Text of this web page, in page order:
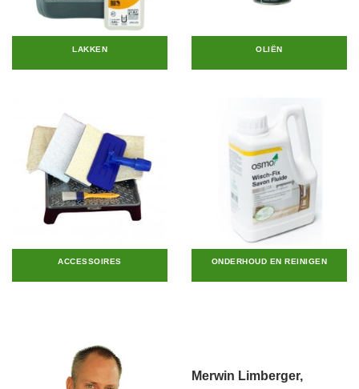
LAKKEN OLIËN
ACCESSOIRES ONDERHOUD EN REINIGEN
Merwin Limberger,